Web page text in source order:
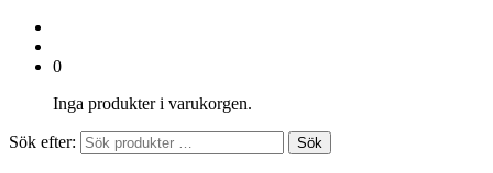
0
Inga produkter i varukorgen.
Sök efter: Sök